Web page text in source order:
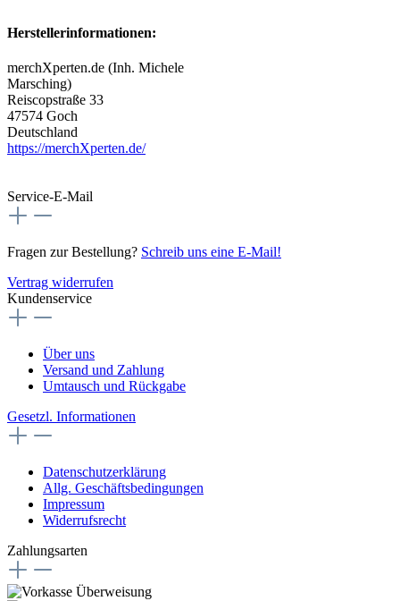
Herstellerinformationen:
merchXperten.de (Inh. Michele
Marsching)
Reiscopstraße 33
47574 Goch
Deutschland
https://merchXperten.de/
Service-E-Mail
Fragen zur Bestellung? Schreib uns eine E-Mail!
Vertrag widerrufen
Kundenservice
Über uns
Versand und Zahlung
Umtausch und Rückgabe
Gesetzl. Informationen
Datenschutzerklärung
Allg. Geschäftsbedingungen
Impressum
Widerrufsrecht
Zahlungsarten